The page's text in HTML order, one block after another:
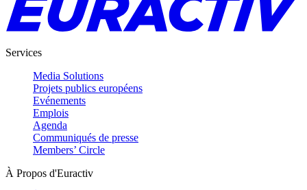
Services
Media Solutions
Projets publics européens
Evénements
Emplois
Agenda
Communiqués de presse
Members’ Circle
À Propos d'Euractiv